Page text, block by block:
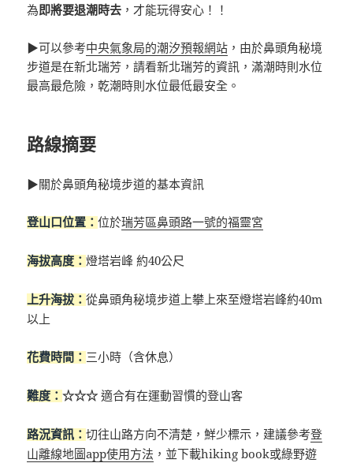
為即將要退潮時去 ，才能玩得安心！！
▶可以參考中央氣象局的潮汐預報網站 ，由於鼻頭角秘境
步道是在新北瑞芳，請看新北瑞芳的資訊，滿潮時則水位
最高最危險，乾潮時則水位最低最安全。
路線摘要
▶關於鼻頭角秘境步道的基本資訊
登山口位置：位於瑞芳區鼻頭路一號的福靈宮
海拔高度：燈塔岩峰 約40公尺
上升海拔：從鼻頭角秘境步道上攀上來至燈塔岩峰約40m
以上
花費時間： 三小時（含休息）
難度：☆☆☆ 適合有在運動習慣的登山客
路況資訊：切往山路方向不清楚，鮮少標示，建議參考登
山離線地圖app使用方法 ，並下載hiking book或綠野遊